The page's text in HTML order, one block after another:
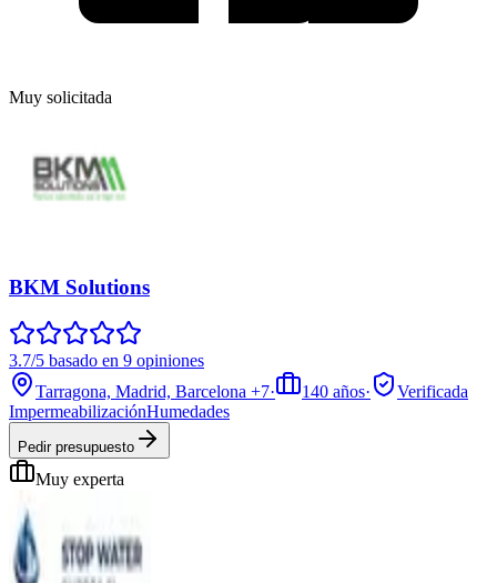
Muy solicitada
BKM Solutions
3.7/5 basado en 9 opiniones
Tarragona, Madrid, Barcelona +7· 140 años·
Verificada
ImpermeabilizaciónHumedades
Pedir presupuesto
Muy experta